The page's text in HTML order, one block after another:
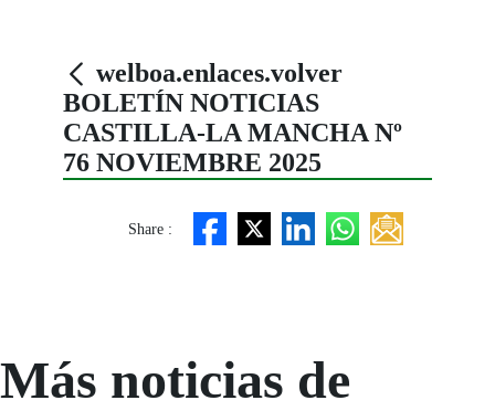
welboa.enlaces.volver
BOLETÍN NOTICIAS
CASTILLA-LA MANCHA Nº
76 NOVIEMBRE 2025
Share :
Más noticias de